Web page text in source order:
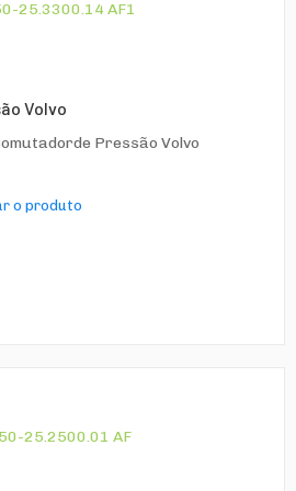
Volvo
Pressão Volvo
o produto